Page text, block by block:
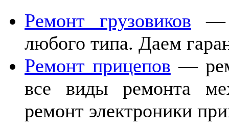
Ремонт грузовиков —
любого типа. Даем
Ремонт прицепов —
все виды ремонта
ремонт электроники